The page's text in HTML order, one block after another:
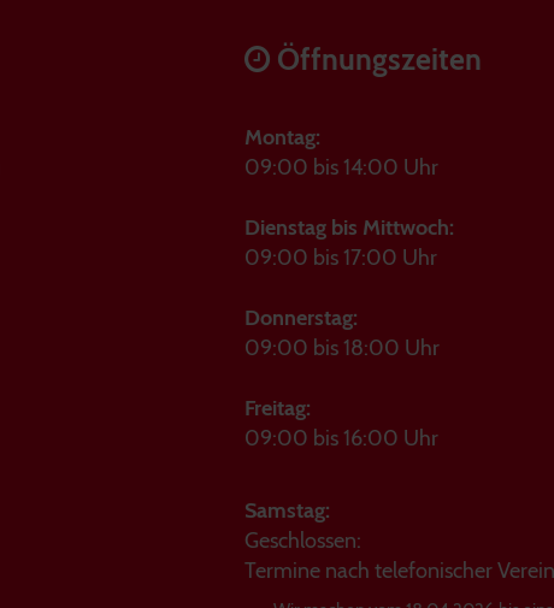
Öffnungszeiten
Montag:
09:00 bis 14:00 Uhr
Dienstag bis Mittwoch:
09:00 bis 17:00 Uhr
Donnerstag:
09:00 bis 18:00 Uhr
Freitag:
09:00 bis 16:00 Uhr
Samstag:
Geschlossen:
Termine nach telefonischer